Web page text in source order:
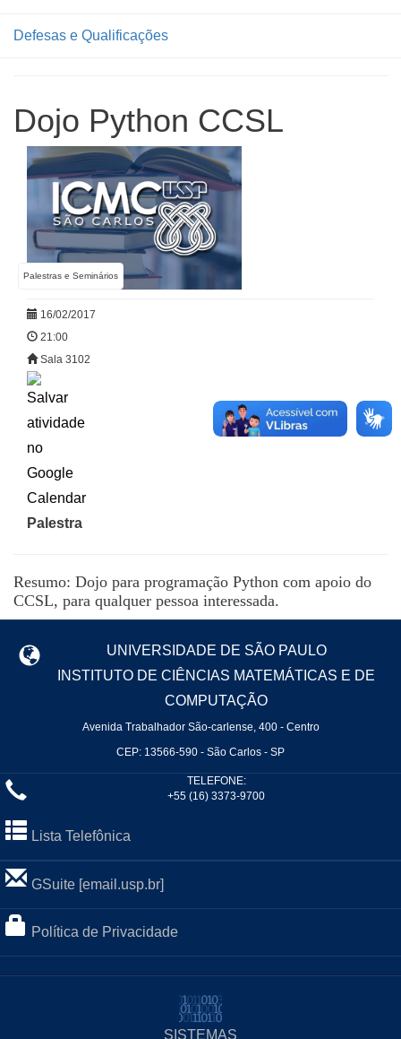
Defesas e Qualificações
Dojo Python CCSL
Palestras e Seminários
16/02/2017
21:00
Sala 3102
Palestra
Resumo: Dojo para programação Python com apoio do
CCSL, para qualquer pessoa interessada.
UNIVERSIDADE DE SÃO PAULO
INSTITUTO DE CIÊNCIAS MATEMÁTICAS E DE
COMPUTAÇÃO
Avenida Trabalhador São-carlense, 400 - Centro
CEP: 13566-590 - São Carlos - SP
TELEFONE:
+55 (16) 3373-9700
Lista Telefônica
GSuite [email.usp.br]
Política de Privacidade
SISTEMAS